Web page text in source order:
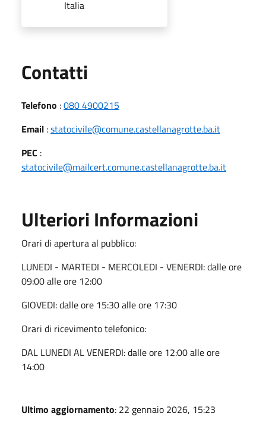
Italia
Contatti
Telefono :080 4900215
Email :statocivile@comune.castellanagrotte.ba.it
PEC :
statocivile@mailcert.comune.castellanagrotte.ba.it
Ulteriori Informazioni
Orari di apertura al pubblico:
LUNEDI - MARTEDI - MERCOLEDI - VENERDI: dalle ore
09:00 alle ore 12:00
GIOVEDI: dalle ore 15:30 alle ore 17:30
Orari di ricevimento telefonico:
DAL LUNEDI AL VENERDI: dalle ore 12:00 alle ore
14:00
Ultimo aggiornamento: 22 gennaio 2026, 15:23